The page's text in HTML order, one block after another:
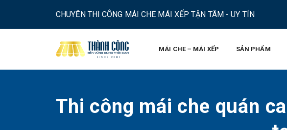
CHUYÊN THI CÔNG MÁI CHE MÁI XẾP TẬN TÂM - UY TÍN
MÁI CHE – MÁI XẾP SẢN PHẨM
Thi công mái che quán